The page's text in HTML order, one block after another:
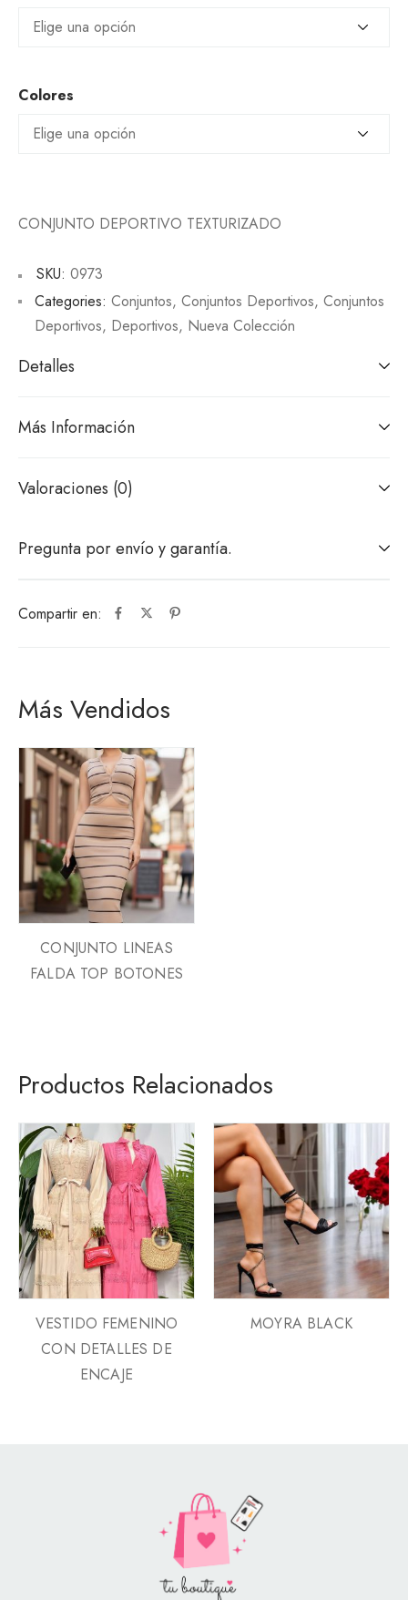
Colores
CONJUNTO DEPORTIVO TEXTURIZADO
Compartir en:
SKU: 0973
Categories: Conjuntos, Conjuntos Deportivos, Conjuntos
Deportivos, Deportivos, Nueva Colección
Detalles
Más Información
Valoraciones (0)
Pregunta por envío y garantía.
Más Vendidos
CONJUNTO LINEAS
FALDA TOP BOTONES
Productos Relacionados
VESTIDO FEMENINO
CON DETALLES DE
ENCAJE
MOYRA BLACK